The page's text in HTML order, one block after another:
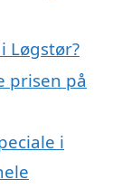
Løgstør?
prisen på
i